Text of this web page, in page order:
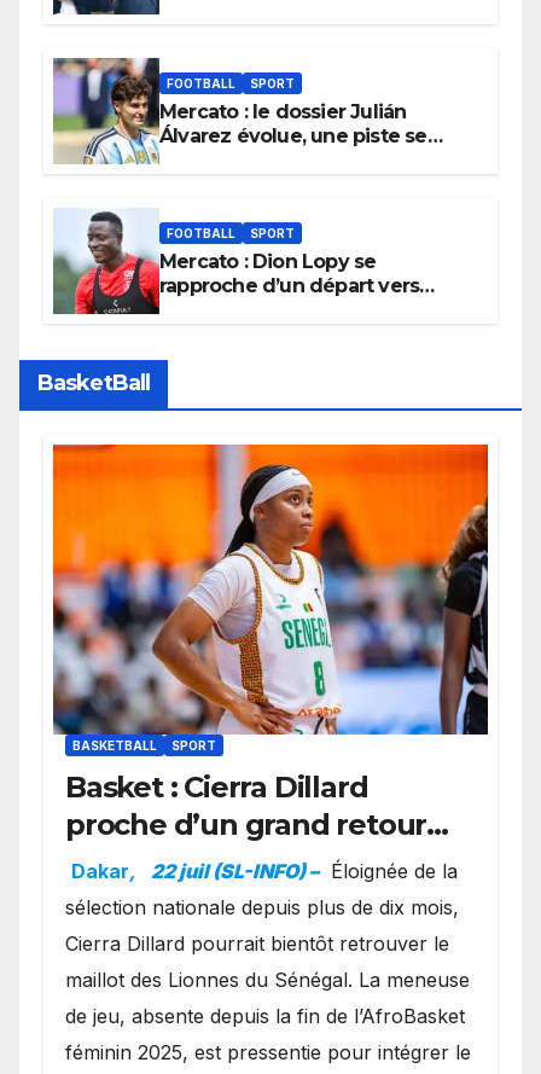
FOOTBALL SPORT
Mercato : le dossier Julián
Álvarez évolue, une piste se
FOOTBALL SPORT
Mercato : Dion Lopy se
rapproche d’un départ vers
BasketBall
BASKETBALL SPORT
Basket : Cierra Dillard
proche d’un grand retour
avec les Lionnes ?
Dakar, 22 juil (SL-INFO) – Éloignée de la
sélection nationale depuis plus de dix mois,
Cierra Dillard pourrait bientôt retrouver le
maillot des Lionnes du Sénégal. La meneuse
de jeu, absente depuis la fin de l’AfroBasket
féminin 2025, est pressentie pour intégrer le